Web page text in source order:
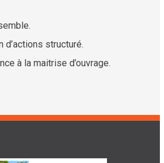
d’actions structuré.
à la maitrise d’ouvrage.